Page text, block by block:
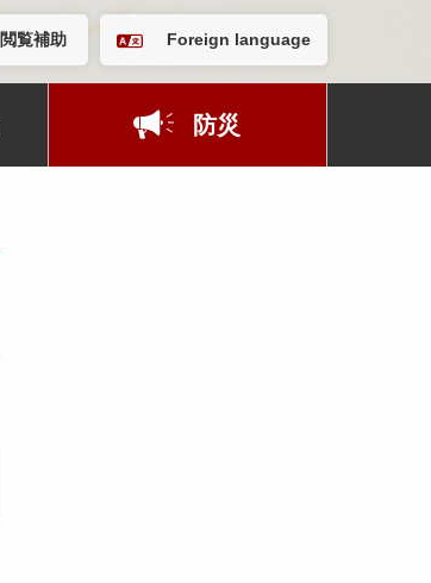
閲覧補助 Foreign language
防災